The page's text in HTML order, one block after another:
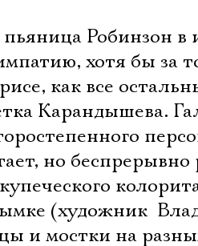
Робинзон в
хотя бы за
как все
Карандышева.
но беспрерывно
(художник 
и мостки на
Ознакомиться